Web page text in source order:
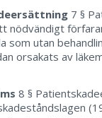
7 §
nödvändigt
som utan
orsakats av
8 §